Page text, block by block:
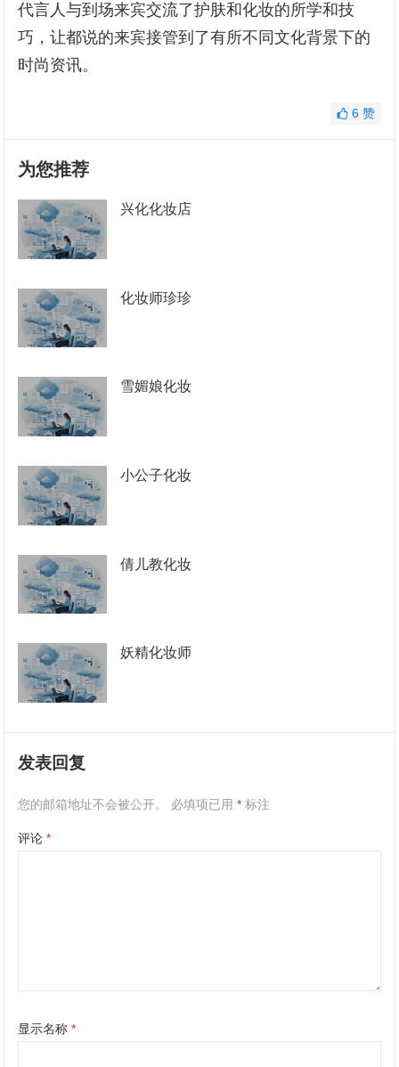
代言人与到场来宾交流了护肤和化妆的所学和技
巧，让都说的来宾接管到了有所不同文化背景下的
时尚资讯。
6 赞
为您推荐
兴化化妆店
化妆师珍珍
雪媚娘化妆
小公子化妆
倩儿教化妆
妖精化妆师
发表回复
您的邮箱地址不会被公开。 必填项已用* 标注
评论*
显示名称*